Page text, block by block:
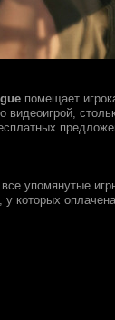
помещает
видеоигрой,
упомянутые
, у которых